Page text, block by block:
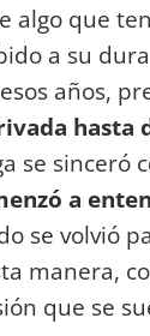
algo que
a su
años,
hasta
se sinceró
a
se volvió
manera,
que se